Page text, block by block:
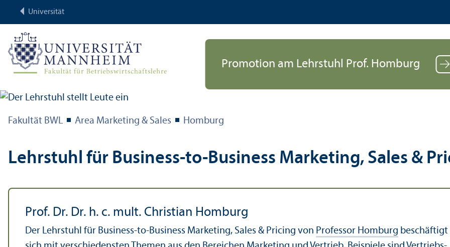
Universität
Promotion am Lehr­stuhl Prof. Homburg
Fakultät BWL Area Marketing & Sales Homburg
Lehr­stuhl für Business-to-Business Marketing, Sales &
Prof. Dr. Dr. h. c. mult. Christian Homburg
Der Lehr­stuhl für Business-to-Business Marketing, Sales & Pricing von Professor Homburg beschäftigt